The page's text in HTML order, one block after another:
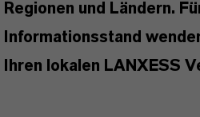
Regionen und Ländern.
Informationsstand
Ihren lokalen LANXESS